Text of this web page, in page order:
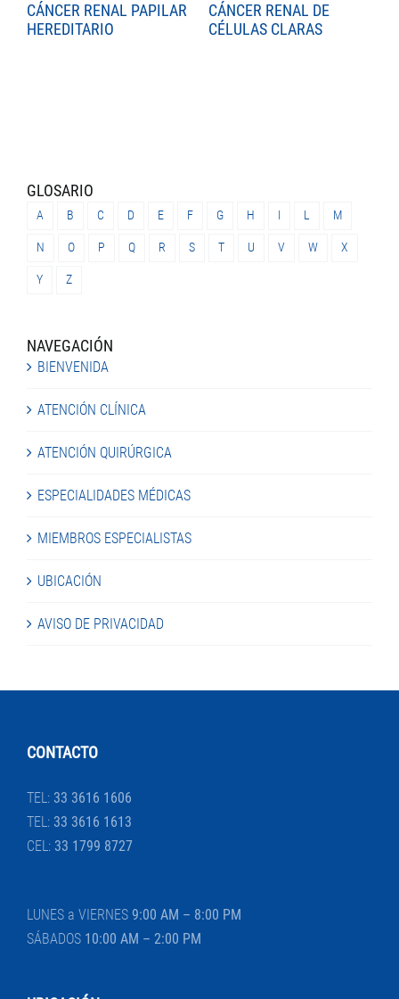
CÁNCER RENAL PAPILAR
HEREDITARIO
CÁNCER RENAL DE
CÉLULAS CLARAS
GLOSARIO
A B C D E F G H I L M
N O P Q R S T U V W X
Y Z
NAVEGACIÓN
BIENVENIDA
ATENCIÓN CLÍNICA
ATENCIÓN QUIRÚRGICA
ESPECIALIDADES MÉDICAS
MIEMBROS ESPECIALISTAS
UBICACIÓN
AVISO DE PRIVACIDAD
CONTACTO
TEL: 33 3616 1606
TEL: 33 3616 1613
CEL: 33 1799 8727
LUNES a VIERNES 9:00 AM – 8:00 PM
SÁBADOS 10:00 AM – 2:00 PM